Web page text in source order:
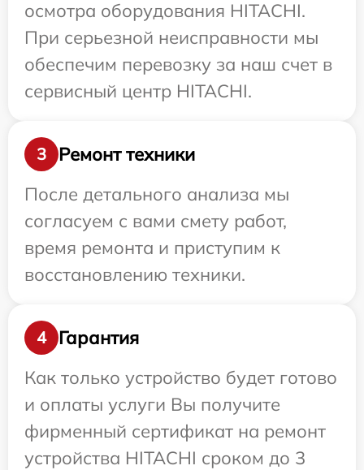
осмотра оборудования HITACHI.
При серьезной неисправности мы
обеспечим перевозку за наш счет в
сервисный центр HITACHI.
3
Ремонт техники
После детального анализа мы
согласуем с вами смету работ,
время ремонта и приступим к
восстановлению техники.
4
Гарантия
Как только устройство будет готово
и оплаты услуги Вы получите
фирменный сертификат на ремонт
устройства HITACHI сроком до 3